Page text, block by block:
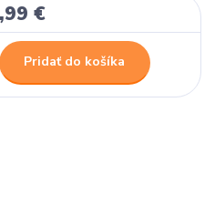
€
Pridať do košíka